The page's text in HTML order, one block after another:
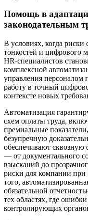
Помощь в
законодательным
В условиях, когда риски
тонкостей и цифрового
HR-специалистов
комплексной
управления персоналом
работу в точный
контексте новых
Автоматизация
схем оплаты труда,
премиальные
безупречную
обеспечивают
— от документального
взысканий до
риски для компании при
того,
обязательной
тех областях, где
контролирующих